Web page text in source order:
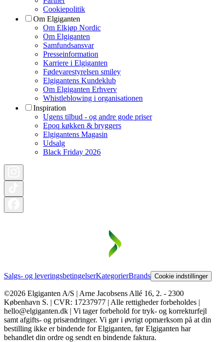
Cookiepolitik
Om Elgiganten
Om Elkjøp Nordic
Om Elgiganten
Samfundsansvar
Presseinformation
Karriere i Elgiganten
Fødevarestyrelsen smiley
Elgigantens Kundeklub
Om Elgiganten Erhverv
Whistleblowing i organisationen
Inspiration
Ugens tilbud - og andre gode priser
Epoq køkken & bryggers
Elgigantens Magasin
Udsalg
Black Friday 2026
Salgs- og leveringsbetingelserKategorierBrands Cookie indstillinger
©2026 Elgiganten A/S | Arne Jacobsens Allé 16, 2. - 2300
København S. | CVR: 17237977 | Alle rettigheder forbeholdes |
hello@elgiganten.dk | Vi tager forbehold for tryk- og korrekturfejl
samt afgifts- og prisændringer. Vi gør i øvrigt opmærksom på at din
bestilling ikke er bindende for Elgiganten, før Elgiganten har
behandlet din ordre og sendt en bindende faktura.